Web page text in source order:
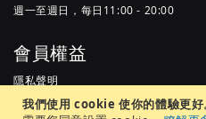
我們使用 cookie 使你的體驗更好
週一至週日，每日11:00 - 20:00
會員權益
隱私聲明
服務條款